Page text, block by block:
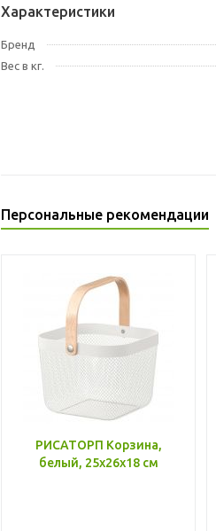
Характеристики
Бренд
Вес в кг.
Персональные рекомендации
РИСАТОРП Корзина,
белый, 25x26x18 см